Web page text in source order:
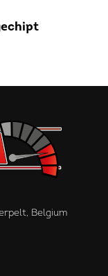
Belgium